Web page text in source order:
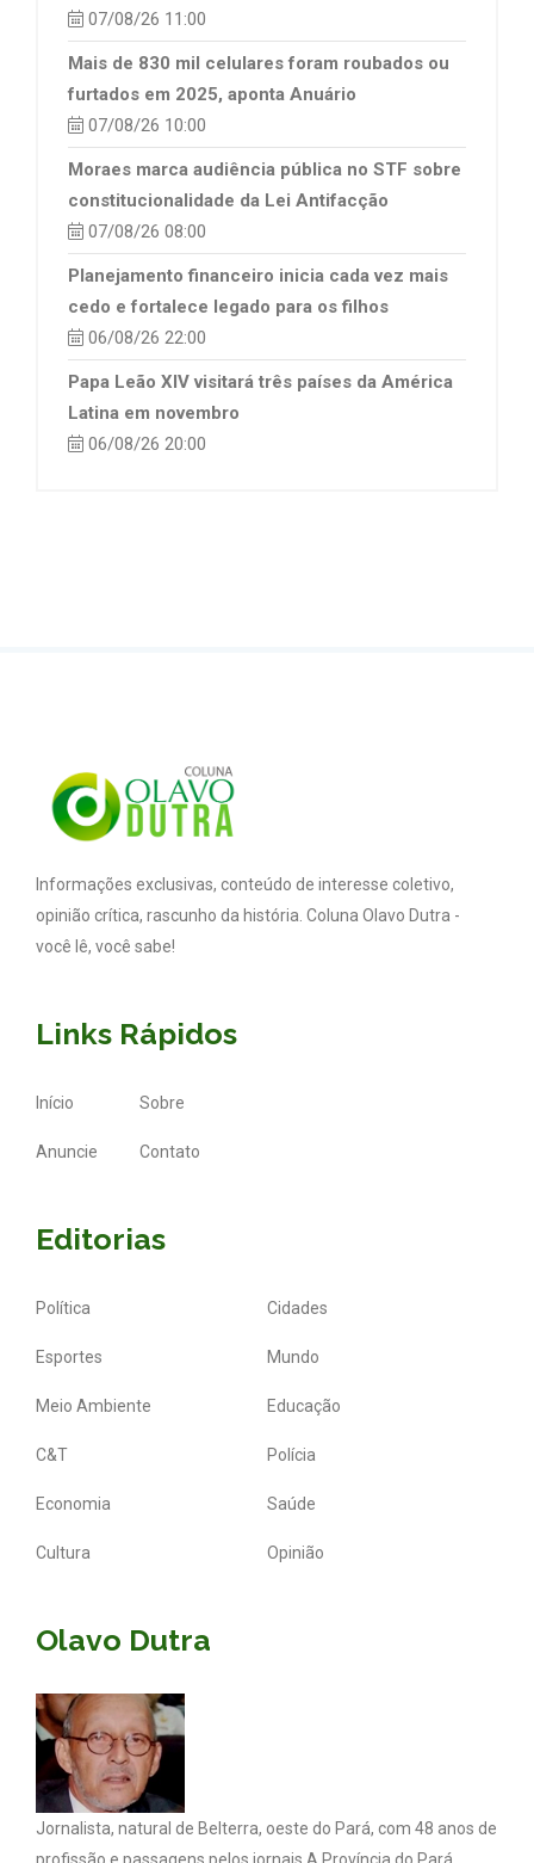
07/08/26 11:00
Mais de 830 mil celulares foram roubados ou
furtados em 2025, aponta Anuário
07/08/26 10:00
Moraes marca audiência pública no STF sobre
constitucionalidade da Lei Antifacção
07/08/26 08:00
Planejamento financeiro inicia cada vez mais
cedo e fortalece legado para os filhos
06/08/26 22:00
Papa Leão XIV visitará três países da América
Latina em novembro
06/08/26 20:00
Informações exclusivas, conteúdo de interesse coletivo,
opinião crítica, rascunho da história. Coluna Olavo Dutra -
você lê, você sabe!
Links Rápidos
Início Sobre
Anuncie Contato
Editorias
Política Cidades
Esportes Mundo
Meio Ambiente Educação
C&T Polícia
Economia Saúde
Cultura Opinião
Olavo Dutra
Jornalista, natural de Belterra, oeste do Pará, com 48 anos de
profissão e passagens pelos jornais A Província do Pará,